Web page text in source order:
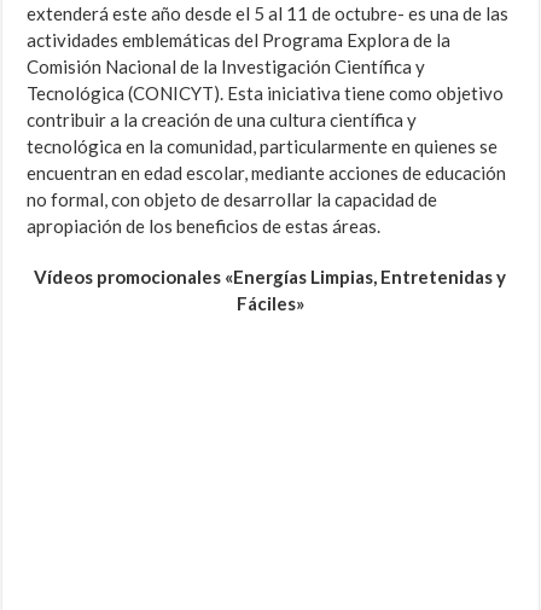
extenderá este año desde el 5 al 11 de octubre- es una de las
actividades emblemáticas del Programa Explora de la
Comisión Nacional de la Investigación Científica y
Tecnológica (CONICYT). Esta iniciativa tiene como objetivo
contribuir a la creación de una cultura científica y
tecnológica en la comunidad, particularmente en quienes se
encuentran en edad escolar, mediante acciones de educación
no formal, con objeto de desarrollar la capacidad de
apropiación de los beneficios de estas áreas.
Vídeos promocionales «Energías Limpias, Entretenidas y
Fáciles»